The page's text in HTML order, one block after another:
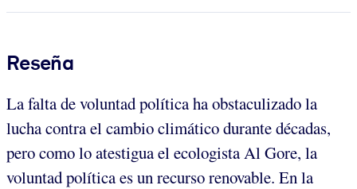
Reseña
La falta de voluntad política ha obstaculizado la
lucha contra el cambio climático durante décadas,
pero como lo atestigua el ecologista Al Gore, la
voluntad política es un recurso renovable. En la